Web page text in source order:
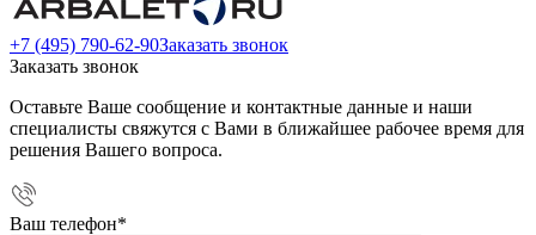
+7 (495) 790-62-90Заказать звонок
Заказать звонок
Оставьте Ваше сообщение и контактные данные и наши
специалисты свяжутся с Вами в ближайшее рабочее время для
решения Вашего вопроса.
Ваш телефон*